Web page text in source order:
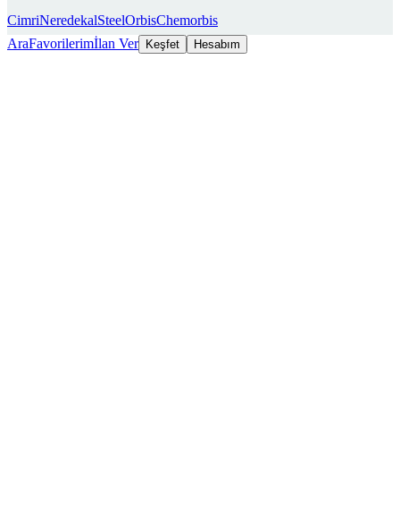
CimriNeredekalSteelOrbisChemorbis
AraFavorilerimİlan Ver Keşfet Hesabım